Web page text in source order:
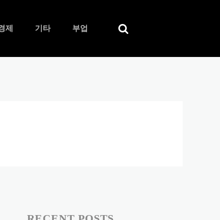
제 기타 부업